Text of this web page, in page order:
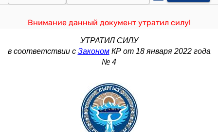
Внимание данный документ утратил силу!